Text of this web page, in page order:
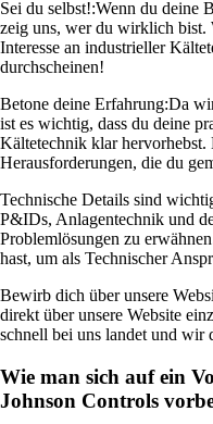
Sei du selbst!:Wenn du deine
zeig uns, wer du wirklich bist.
Interesse an industrieller
durchscheinen!
Betone deine Erfahrung:Da
ist es wichtig, dass du deine
Kältetechnik klar hervorhebst.
Herausforderungen, die du
Technische Details sind
P&IDs, Anlagentechnik und
Problemlösungen zu
hast, um als Technischer
Bewirb dich über unsere
direkt über unsere Website
schnell bei uns landet und wir
Wie man sich auf ein
Johnson Controls